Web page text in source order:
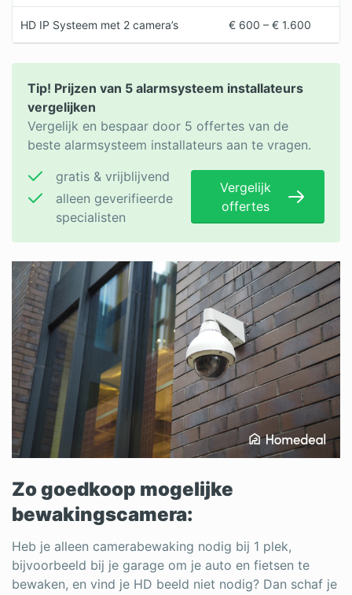
HD IP Systeem met 2 camera’s € 600 – € 1.600
Tip! Prijzen van 5 alarmsysteem installateurs
vergelijken
Vergelijk en bespaar door 5 offertes van de
beste alarmsysteem installateurs aan te vragen.
gratis & vrijblijvend
alleen geverifieerde
specialisten
Vergelijk
offertes
Zo goedkoop mogelijke
bewakingscamera:
Heb je alleen camerabewaking nodig bij 1 plek,
bijvoorbeeld bij je garage om je auto en fietsen te
bewaken, en vind je HD beeld niet nodig? Dan schaf je